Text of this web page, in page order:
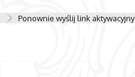
Ponownie wyślij link aktywacyjny